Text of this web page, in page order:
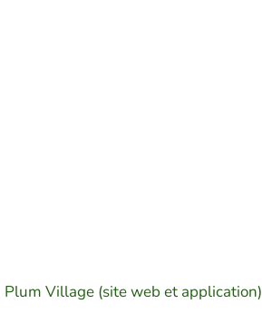
Plum Village (site web et application)